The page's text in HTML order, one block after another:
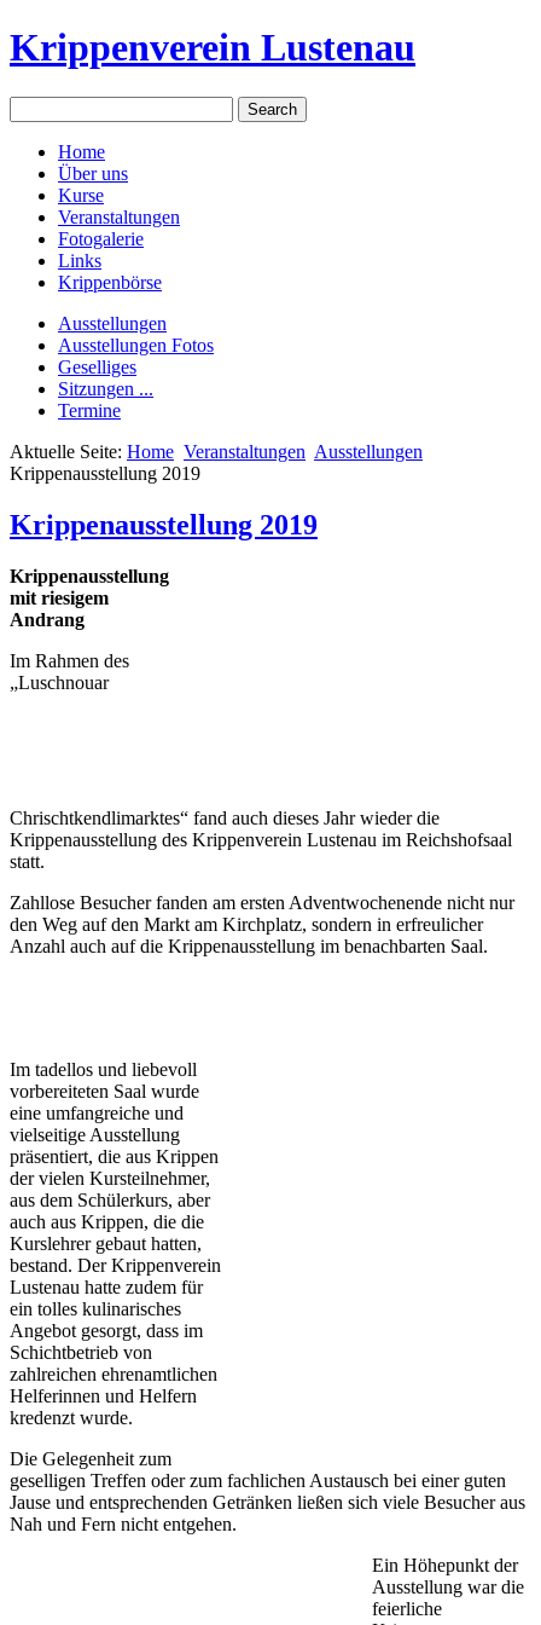
Krippenverein Lustenau
Home
Über uns
Kurse
Veranstaltungen
Fotogalerie
Links
Krippenbörse
Ausstellungen
Ausstellungen Fotos
Geselliges
Sitzungen ...
Termine
Aktuelle Seite: Home Veranstaltungen Ausstellungen
Krippenausstellung 2019
Krippenausstellung 2019
Krippenausstellung
mit riesigem
Andrang
Im Rahmen des
„Luschnouar
Chrischtkendlimarktes“ fand auch dieses Jahr wieder die
Krippenausstellung des Krippenverein Lustenau im Reichshofsaal
statt.
Zahllose Besucher fanden am ersten Adventwochenende nicht nur
den Weg auf den Markt am Kirchplatz, sondern in erfreulicher
Anzahl auch auf die Krippenausstellung im benachbarten Saal.
Im tadellos und liebevoll
vorbereiteten Saal wurde
eine umfangreiche und
vielseitige Ausstellung
präsentiert, die aus Krippen
der vielen Kursteilnehmer,
aus dem Schülerkurs, aber
auch aus Krippen, die die
Kurslehrer gebaut hatten,
bestand. Der Krippenverein
Lustenau hatte zudem für
ein tolles kulinarisches
Angebot gesorgt, dass im
Schichtbetrieb von
zahlreichen ehrenamtlichen
Helferinnen und Helfern
kredenzt wurde.
Die Gelegenheit zum
geselligen Treffen oder zum fachlichen Austausch bei einer guten
Jause und entsprechenden Getränken ließen sich viele Besucher aus
Nah und Fern nicht entgehen.
Ein Höhepunkt der
Ausstellung war die
feierliche